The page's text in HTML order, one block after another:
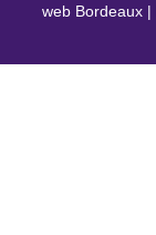
web Bordeaux |